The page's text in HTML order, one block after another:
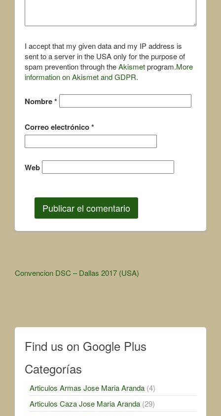
I accept that my given data and my IP address is
sent to a server in the USA only for the purpose of
spam prevention through theAkismetprogram.More
information on Akismet and GDPR.
Nombre*
Correo electrónico*
Web
Other
Convencion DSC – Dallas 2017 (USA)
Find us on Google Plus
Categorías
Articulos Armas Jose Maria Aranda (4)
Articulos Caza Jose Maria Aranda (29)